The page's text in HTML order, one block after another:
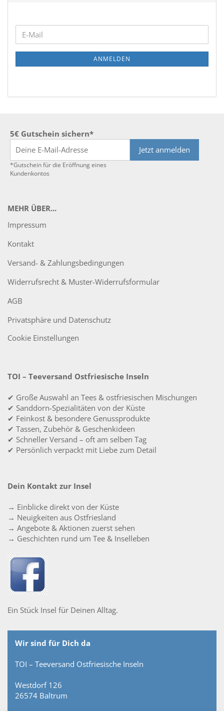
WEITER
ZUR
NEWSLETTER-
E-
Mail
ANMELDEN
5€ Gutschein sichern*
Jetzt anmelden
*Gutschein für die Eröffnung eines
Kundenkontos
MEHR ÜBER...
Impressum
Kontakt
Versand- & Zahlungsbedingungen
Widerrufsrecht & Muster-Widerrufsformular
AGB
Privatsphäre und Datenschutz
Cookie Einstellungen
TOI – Teeversand Ostfriesische Inseln
✔ Große Auswahl an Tees & ostfriesischen Mischungen
✔ Sanddorn-Spezialitäten von der Küste
✔ Feinkost & besondere Genussprodukte
✔ Tassen, Zubehör & Geschenkideen
✔ Schneller Versand – oft am selben Tag
✔ Persönlich verpackt mit Liebe zum Detail
Dein Kontakt zur Insel
→ Einblicke direkt von der Küste
→ Neuigkeiten aus Ostfriesland
→ Angebote & Aktionen zuerst sehen
→ Geschichten rund um Tee & Inselleben
Ein Stück Insel für Deinen Alltag.
Wir sind für Dich da
TOI – Teeversand Ostfriesische Inseln
Westdorf 126
26574 Baltrum